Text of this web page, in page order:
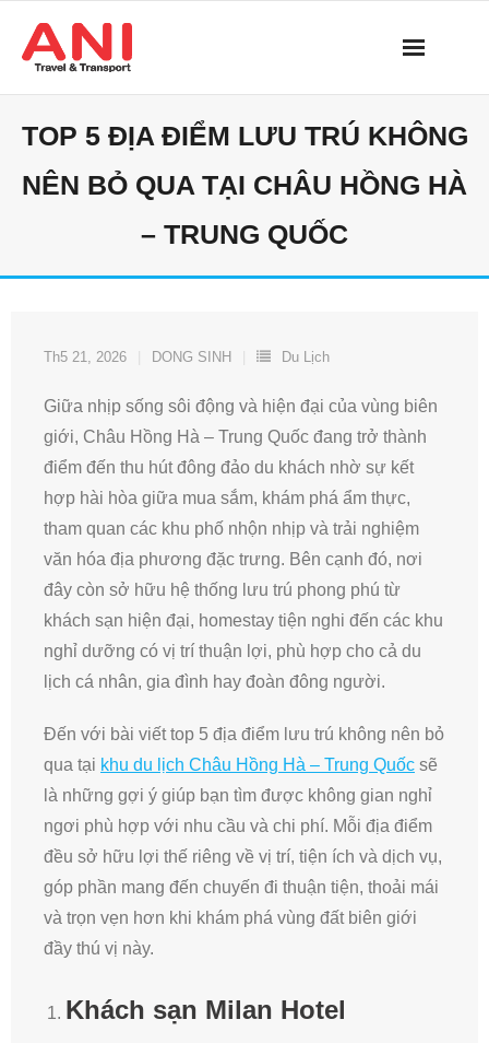
content
TOP 5 ĐỊA ĐIỂM LƯU TRÚ KHÔNG
NÊN BỎ QUA TẠI CHÂU HỒNG HÀ
– TRUNG QUỐC
Th5 21, 2026 DONG SINH Du Lịch
Giữa nhịp sống sôi động và hiện đại của vùng biên
giới, Châu Hồng Hà – Trung Quốc đang trở thành
điểm đến thu hút đông đảo du khách nhờ sự kết
hợp hài hòa giữa mua sắm, khám phá ẩm thực,
tham quan các khu phố nhộn nhịp và trải nghiệm
văn hóa địa phương đặc trưng. Bên cạnh đó, nơi
đây còn sở hữu hệ thống lưu trú phong phú từ
khách sạn hiện đại, homestay tiện nghi đến các khu
nghỉ dưỡng có vị trí thuận lợi, phù hợp cho cả du
lịch cá nhân, gia đình hay đoàn đông người.
Đến với bài viết top 5 địa điểm lưu trú không nên bỏ
qua tại khu du lịch Châu Hồng Hà – Trung Quốc sẽ
là những gợi ý giúp bạn tìm được không gian nghỉ
ngơi phù hợp với nhu cầu và chi phí. Mỗi địa điểm
đều sở hữu lợi thế riêng về vị trí, tiện ích và dịch vụ,
góp phần mang đến chuyến đi thuận tiện, thoải mái
và trọn vẹn hơn khi khám phá vùng đất biên giới
đầy thú vị này.
Khách sạn Milan Hotel